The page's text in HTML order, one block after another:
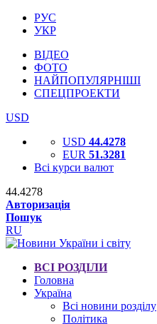
РУС
УКР
ВІДЕО
ФОТО
НАЙПОПУЛЯРНІШІ
СПЕЦПРОЕКТИ
USD
USD 44.4278
EUR 51.3281
Всі курси валют
44.4278
Авторизація
Пошук
RU
ВСІ РОЗДІЛИ
Головна
Україна
Всі новини розділу
Політика